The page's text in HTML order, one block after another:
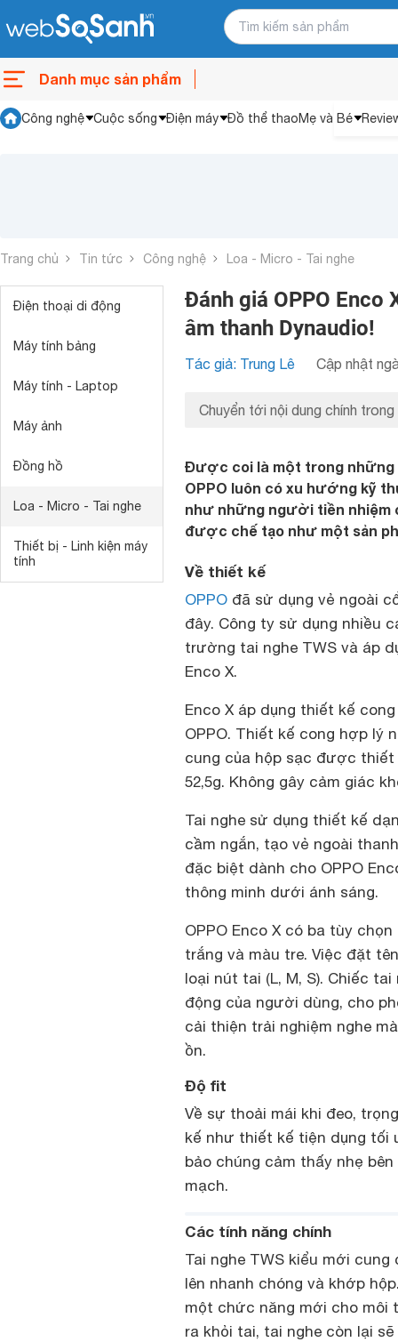
Danh mục sản phẩm
Công nghệ Cuộc sống Điện máy Đồ thể thaoMẹ và Bé
Trang chủ Tin tức Công nghệ Loa - Micro - Tai nghe
Điện thoại di động
Máy tính bảng
Máy tính - Laptop
Máy ảnh
Đồng hồ
Loa - Micro - Tai nghe
Thiết bị - Linh kiện máy
tính
Đánh giá OPPO Enco
âm thanh Dynaudio!
Tác giả: Trung Lê Cập nhật
Chuyển tới nội dung chính trong
Được coi là một trong những
OPPO luôn có xu hướng kỹ
như những người tiền nhiệm
được chế tạo như một sản
Về thiết kế
OPPO đã sử dụng vẻ ngoài
đây. Công ty sử dụng nhiều
trường tai nghe TWS và áp
Enco X.
Enco X áp dụng thiết kế
OPPO. Thiết kế cong hợp lý
cung của hộp sạc được
52,5g. Không gây cảm giác
Tai nghe sử dụng thiết kế
cầm ngắn, tạo vẻ ngoài
đặc biệt dành cho OPPO
thông minh dưới ánh sáng.
OPPO Enco X có ba tùy
trắng và màu tre. Việc đặt
loại nút tai (L, M, S). Chiếc
động của người dùng, cho
cải thiện trải nghiệm nghe
ồn.
Độ fit
Về sự thoải mái khi đeo,
kế như thiết kế tiện dụng tối
bảo chúng cảm thấy nhẹ
mạch.
Các tính năng chính
Tai nghe TWS kiểu mới
lên nhanh chóng và khớp
một chức năng mới cho môi
ra khỏi tai, tai nghe còn lại